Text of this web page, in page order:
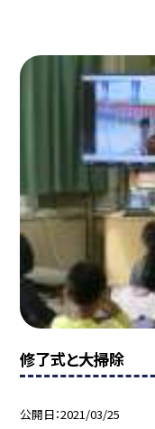
修了式と大掃除
公開日 2021/03/25